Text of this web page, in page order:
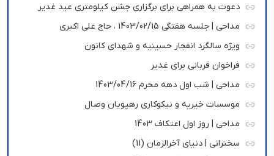
دعوت به همراهی برای برگزاری جشن کیلومتری عید غدیر
مداحی | جلسه هفتگی 1403/02/15 ، حاج علی اکبری
ویژه سالگرد انفجار حسینیه و شهدای کانون
فراخوان قربانی برای غدیر
مداحی | شب اول دهه محرم 1403/04/16
موسسات خیریه و نیکوکاری رهپویان وصال
مداحی | روز اول اعتکاف 1403
سخنرانی | دنیای آخرالزمان (11)